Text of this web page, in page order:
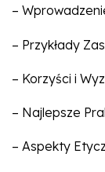
–
– Przykłady
– Korzyści i
– Najlepsze
– Aspekty